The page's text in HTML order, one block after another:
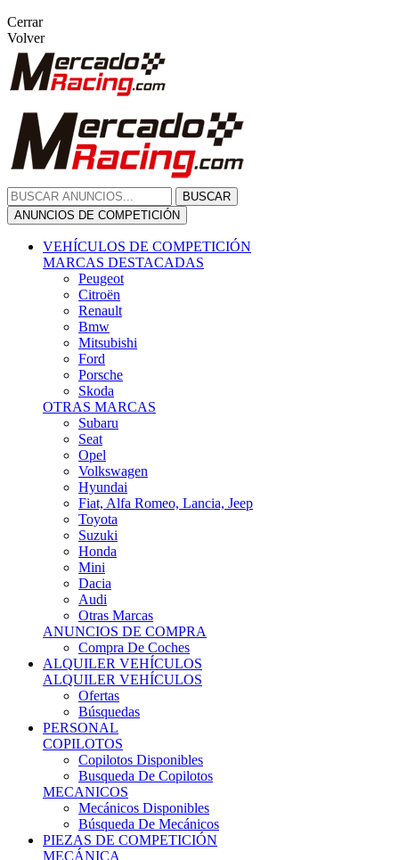
Cerrar
Volver
BUSCAR
ANUNCIOS DE COMPETICIÓN
VEHÍCULOS DE COMPETICIÓN
MARCAS DESTACADAS
Peugeot
Citroën
Renault
Bmw
Mitsubishi
Ford
Porsche
Skoda
OTRAS MARCAS
Subaru
Seat
Opel
Volkswagen
Hyundai
Fiat, Alfa Romeo, Lancia, Jeep
Toyota
Suzuki
Honda
Mini
Dacia
Audi
Otras Marcas
ANUNCIOS DE COMPRA
Compra De Coches
ALQUILER VEHÍCULOS
ALQUILER VEHÍCULOS
Ofertas
Búsquedas
PERSONAL
COPILOTOS
Copilotos Disponibles
Busqueda De Copilotos
MECANICOS
Mecánicos Disponibles
Búsqueda De Mecánicos
PIEZAS DE COMPETICIÓN
MECÁNICA